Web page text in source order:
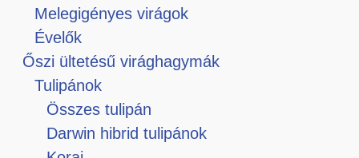
Melegigényes virágok
Évelők
Őszi ültetésű virághagymák
Tulipánok
Összes tulipán
Darwin hibrid tulipánok